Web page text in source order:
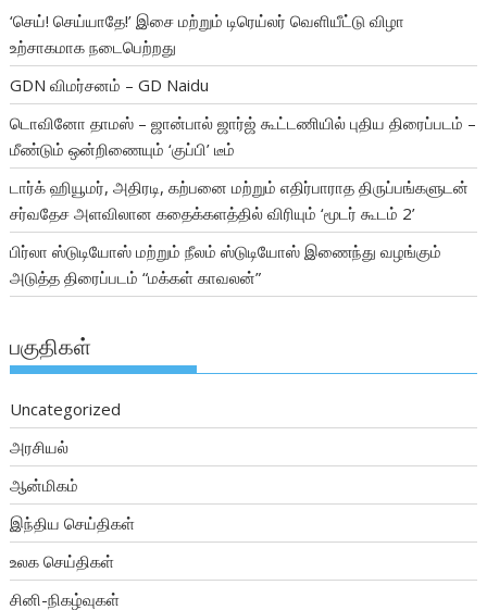
‘செய்! செய்யாதே!’ இசை மற்றும் டிரெய்லர் வெளியீட்டு விழா
உற்சாகமாக நடைபெற்றது
GDN விமர்சனம் – GD Naidu
டொவினோ தாமஸ் – ஜான்பால் ஜார்ஜ் கூட்டணியில் புதிய திரைப்படம் –
மீண்டும் ஒன்றிணையும் ‘குப்பி’ டீம்
டார்க் ஹியூமர், அதிரடி, கற்பனை மற்றும் எதிர்பாராத திருப்பங்களுடன்
சர்வதேச அளவிலான கதைக்களத்தில் விரியும் ‘மூடர் கூடம் 2’
பிர்லா ஸ்டுடியோஸ் மற்றும் நீலம் ஸ்டுடியோஸ் இணைந்து வழங்கும்
அடுத்த திரைப்படம் “மக்கள் காவலன்”
பகுதிகள்
Uncategorized
அரசியல்
ஆன்மிகம்
இந்திய செய்திகள்
உலக செய்திகள்
சினி-நிகழ்வுகள்